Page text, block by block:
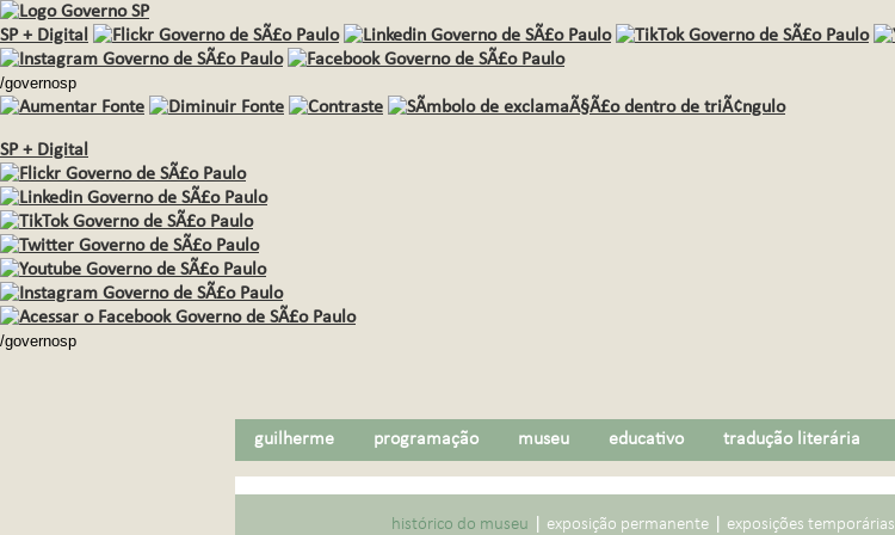
SP + Digital
/governosp
SP + Digital
/governosp
guilherme programação museu educativo tradução literária
histórico do museu exposição permanente exposições temporárias